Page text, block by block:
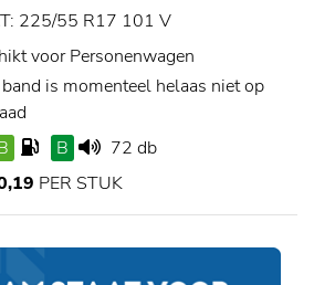
225/55 R17 101 V
voor Personenwagen
band is momenteel helaas niet op
B
72 db
PER STUK